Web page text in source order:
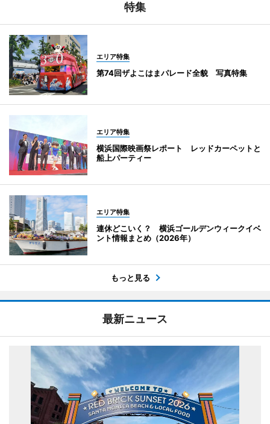
特集
エリア特集
第74回ザよこはまパレード全貌 写真特集
エリア特集
横浜国際映画祭レポート レッドカーペットと
船上パーティー
エリア特集
連休どこいく？ 横浜ゴールデンウィークイベ
ント情報まとめ（2026年）
もっと見る
最新ニュース